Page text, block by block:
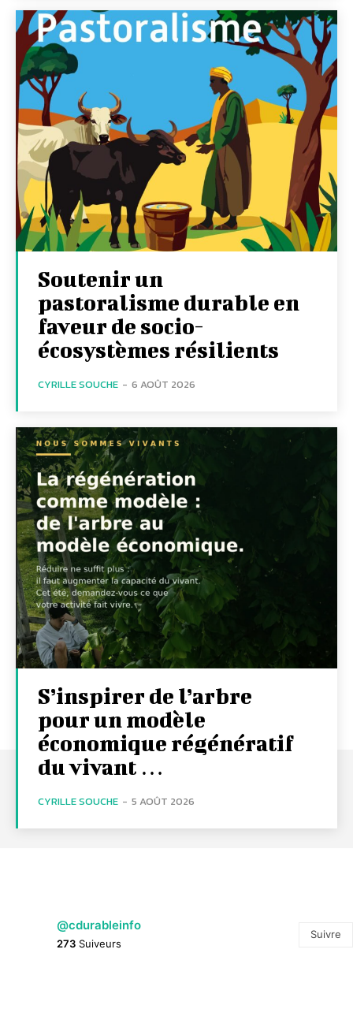
Soutenir un
pastoralisme durable en
faveur de socio-
écosystèmes résilients
CYRILLE SOUCHE - 6 AOÛT 2026
S’inspirer de l’arbre
pour un modèle
économique régénératif
du vivant …
CYRILLE SOUCHE - 5 AOÛT 2026
@cdurableinfo
273 Suiveurs
Suivre